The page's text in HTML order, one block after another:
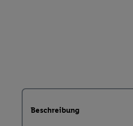
Beschreibung